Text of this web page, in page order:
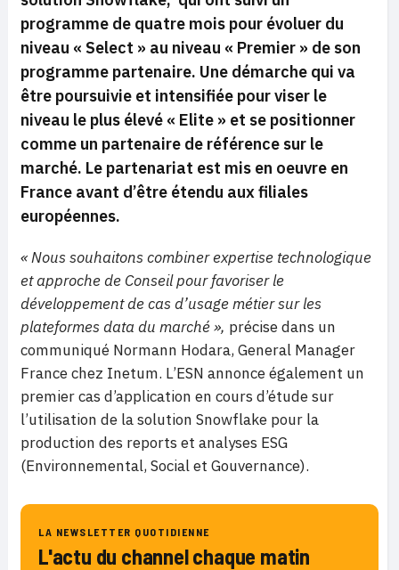
programme de quatre mois pour évoluer du
niveau « Select » au niveau « Premier » de son
programme partenaire. Une démarche qui va
être poursuivie et intensifiée pour viser le
niveau le plus élevé « Elite » et se positionner
comme un partenaire de référence sur le
marché. Le partenariat est mis en oeuvre en
France avant d’être étendu aux filiales
européennes.
« Nous souhaitons combiner expertise technologique
et approche de Conseil pour favoriser le
développement de cas d’usage métier sur les
plateformes data du marché », précise dans un
communiqué Normann Hodara, General Manager
France chez Inetum. L’ESN annonce également un
premier cas d’application en cours d’étude sur
l’utilisation de la solution Snowflake pour la
production des reports et analyses ESG
(Environnemental, Social et Gouvernance).
LA NEWSLETTER QUOTIDIENNE
L'actu du channel chaque matin